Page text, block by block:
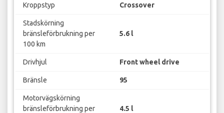
Kroppstyp Crossover
Stadskörning
bränsleförbrukning per
100 km
5.6 l
Drivhjul Front wheel drive
Bränsle 95
Motorvägskörning
bränsleförbrukning per
4.5 l